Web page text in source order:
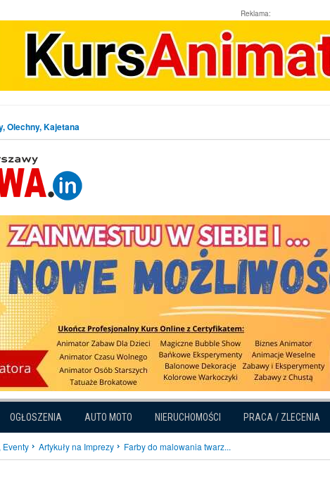
Reklama:
Olechny, Kajetana
OGŁOSZENIA AUTO MOTO NIERUCHOMOŚCI PRACA / ZLECENIA
Eventy Artykuły na Imprezy Farby do malowania twarz...